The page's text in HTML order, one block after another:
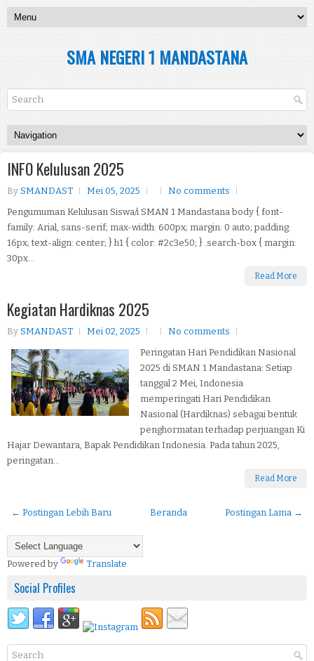
SMA NEGERI 1 MANDASTANA
INFO Kelulusan 2025
By SMANDAST Mei 05, 2025
No comments
Pengumuman Kelulusan Siswa/i SMAN 1 Mandastana body { font-
family: Arial, sans-serif; max-width: 600px; margin: 0 auto; padding:
16px; text-align: center; } h1 { color: #2c3e50; } .search-box { margin:
30px...
Read More
Kegiatan Hardiknas 2025
By SMANDAST Mei 02, 2025
No comments
Peringatan Hari Pendidikan Nasional
2025 di SMAN 1 Mandastana: Setiap
tanggal 2 Mei, Indonesia
memperingati Hari Pendidikan
Nasional (Hardiknas) sebagai bentuk
penghormatan terhadap perjuangan Ki
Hajar Dewantara, Bapak Pendidikan Indonesia. Pada tahun 2025,
peringatan...
Read More
← Postingan Lebih Baru Postingan Lama →
Beranda
Powered by Translate
Social Profiles